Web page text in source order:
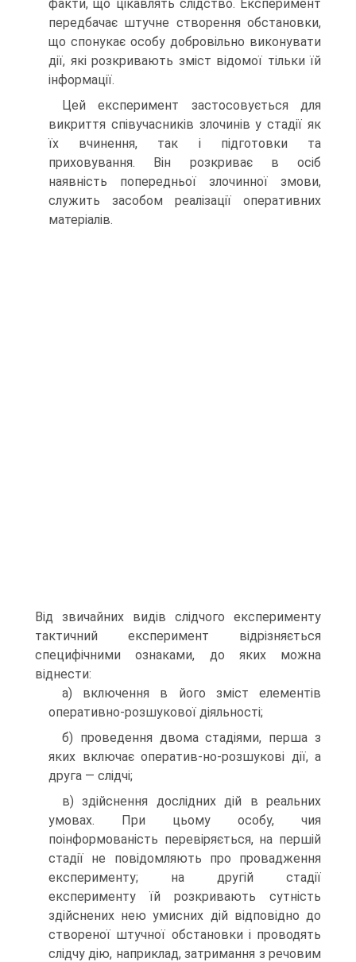
факти, що цікавлять слідство. Експеримент
передбачає штучне створення обстановки,
що спонукає особу добровільно виконувати
дії, які розкривають зміст відомої тільки їй
інформації.
Цей експеримент застосовується для
викриття співучасників злочинів у стадії як
їх вчинення, так і підготовки та
приховування. Він розкриває в осіб
наявність попередньої злочинної змови,
служить засобом реалізації оперативних
матеріалів.
Від звичайних видів слідчого експерименту
тактичний експеримент відрізняється
специфічними ознаками, до яких можна
віднести:
а) включення в його зміст елементів
оперативно-розшукової діяльності;
б) проведення двома стадіями, перша з
яких включає оператив-но-розшукові дії, а
друга — слідчі;
в) здійснення дослідних дій в реальних
умовах. При цьому особу, чия
поінформованість перевіряється, на першій
стадії не повідомляють про провадження
експерименту; на другій стадії
експерименту їй розкривають сутність
здійснених нею умисних дій відповідно до
створеної штучної обстановки і проводять
слідчу дію, наприклад, затримання з речовим